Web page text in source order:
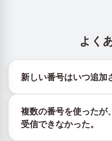
よく
新しい番号はいつ追加
@TigerSMSofficial_bot で
ネルは最新の番号在庫に
リーな更新を提供します。
複数の番号を使ったが
受信できなかった。